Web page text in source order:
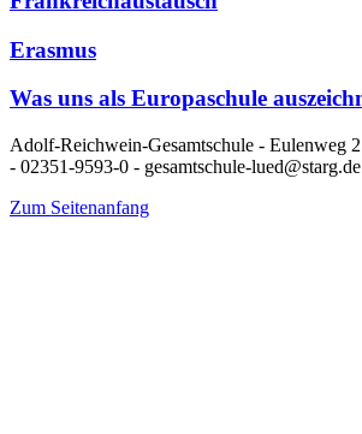
Erasmus
Was uns als Europaschule
Adolf-Reichwein-Gesamtschule - Eulenweg
- 02351-9593-0 - gesamtschule-lued@starg.de
Zum Seitenanfang